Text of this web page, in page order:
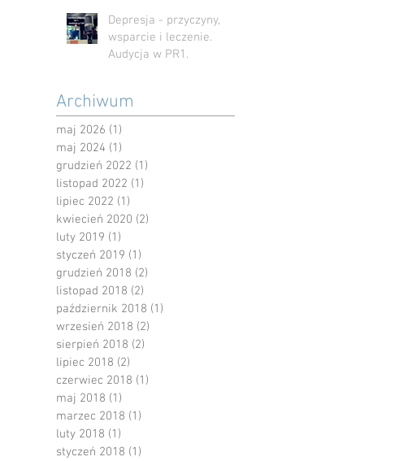
Depresja - przyczyny,
wsparcie i leczenie.
Audycja w PR1.
Archiwum
maj 2026 (1)
maj 2024 (1)
grudzień 2022 (1)
listopad 2022 (1)
lipiec 2022 (1)
kwiecień 2020 (2)
luty 2019 (1)
styczeń 2019 (1)
grudzień 2018 (2)
listopad 2018 (2)
październik 2018 (1)
wrzesień 2018 (2)
sierpień 2018 (2)
lipiec 2018 (2)
czerwiec 2018 (1)
maj 2018 (1)
marzec 2018 (1)
luty 2018 (1)
styczeń 2018 (1)